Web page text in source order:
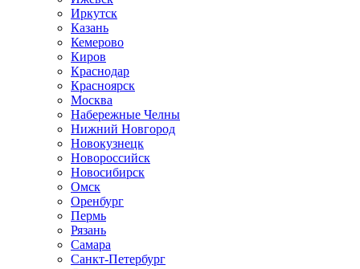
Иркутск
Казань
Кемерово
Киров
Краснодар
Красноярск
Москва
Набережные Челны
Нижний Новгород
Новокузнецк
Новороссийск
Новосибирск
Омск
Оренбург
Пермь
Рязань
Самара
Санкт-Петербург